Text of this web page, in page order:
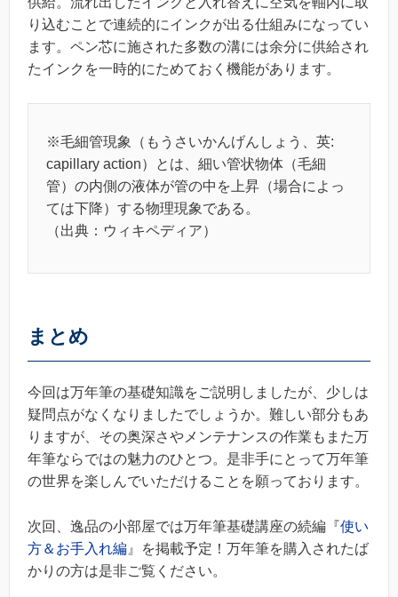
り込むことで連続的にインクが出る仕組みになってい
ます。ペン芯に施された多数の溝には余分に供給され
たインクを一時的にためておく機能があります。
※毛細管現象（もうさいかんげんしょう、英:
capillary action）とは、細い管状物体（毛細
管）の内側の液体が管の中を上昇（場合によっ
ては下降）する物理現象である。
（出典：ウィキペディア）
まとめ
今回は万年筆の基礎知識をご説明しましたが、少しは
疑問点がなくなりましたでしょうか。難しい部分もあ
りますが、その奥深さやメンテナンスの作業もまた万
年筆ならではの魅力のひとつ。是非手にとって万年筆
の世界を楽しんでいただけることを願っております。
次回、逸品の小部屋では万年筆基礎講座の続編『使い
方＆お手入れ編 』を掲載予定！万年筆を購入されたば
かりの方は是非ご覧ください。